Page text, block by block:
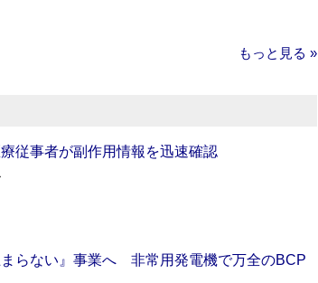
もっと見る »
従事者が副作用情報を迅速確認
まらない』事業へ 非常用発電機で万全のBCP